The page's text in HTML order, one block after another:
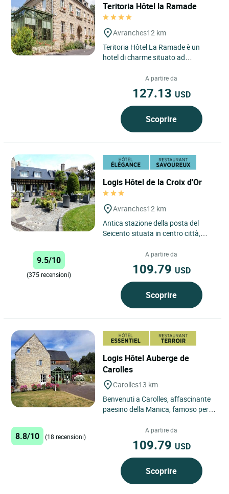
Teritoria Hôtel la Ramade
Avranches12 km
Teritoria Hôtel La Ramade è un
hotel di charme situato ad
margini della baia del Mont-Saint-
A partire da
127.13 USD
Scoprire
Logis Hôtel de la Croix d'Or
Avranches12 km
Antica stazione della posta del
Seicento situata in centro città,
collezione di mobili...
9.5/10
(375 recensioni)
A partire da
109.79 USD
Scoprire
Logis Hôtel Auberge de
Carolles
Carolles13 km
Benvenuti a Carolles, affascinante
paesino della Manica, famoso per la
vista sulla Baia...
8.8/10 (18 recensioni)
A partire da
109.79 USD
Scoprire